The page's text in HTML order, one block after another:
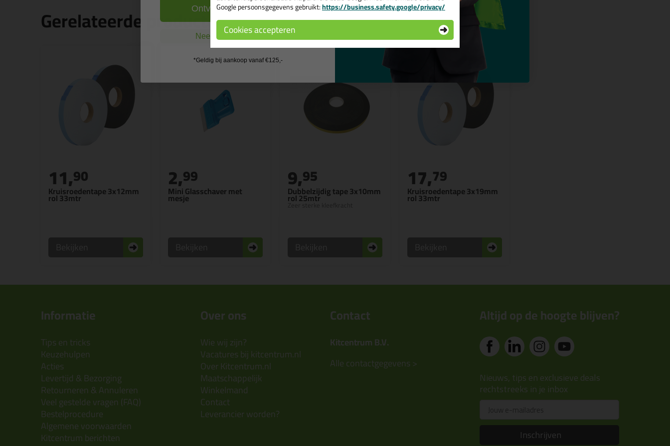
Gerelateerde producten
Kruisroedentape 3x12mm
rol 33mtr
11,90
Mini Glasschaver met
mesje
2,99
Dubbelzijdig tape 3x10mm
rol 25mtr
Zeer sterke kleefkracht
9,95
Kruisroedentape 3x19mm
rol 33mtr
17,79
Informatie
Tips en tricks
Keuzehulpen
Acties
Levertijd & Bezorging
Retourneren & Annuleren
Veel gestelde vragen (FAQ)
Bestelprocedure
Algemene voorwaarden
Kitcentrum berichten
Over ons
Wie wij zijn?
Vacatures bij kitcentrum.nl
Over Kitcentrum.nl
Maatschappelijk
Winkelmand
Contact
Leverancier worden?
Contact
Kitcentrum B.V.
Alle contactgegevens >
Altijd op de hoogte blijven?
Nieuws, tips en exclusieve deals
rechtstreeks in je inbox
Inschrijven
Google persoonsgegevens gebruikt:https://business.safety.google/privacy/
Cookies accepteren
Ontvang de actiecode ›
Nee, ik wil geen cadeau
*Geldig bij aankoop vanaf €125,-